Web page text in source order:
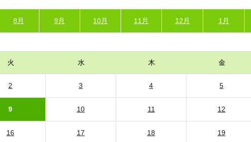
8月 9月 10月 11月 12月 1月
火 水 木 金
2 3 4 5
9 10 11 12
16 17 18 19